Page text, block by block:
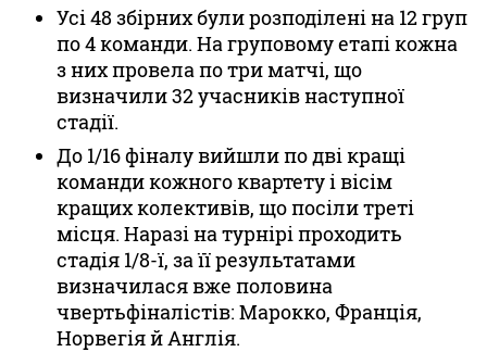
Усі 48 збірних були розподілені на 12 груп
по 4 команди. На груповому етапі кожна
з них провела по три матчі, що
визначили 32 учасників наступної
стадії.
До 1/16 фіналу вийшли по дві кращі
команди кожного квартету і вісім
кращих колективів, що посіли треті
місця. Наразі на турнірі проходить
стадія 1/8-ї, за її результатами
визначилася вже половина
чвертьфіналістів: Марокко, Франція,
Норвегія й Англія.